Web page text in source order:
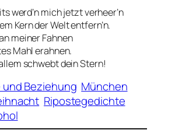
werd’n mich jetzt verheer’n
Kern der Welt entfern’n.
meiner Fahnen
Mahl erahnen.
schwebt dein Stern!
und Beziehung München
Ripostegedichte